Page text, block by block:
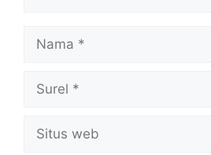
Nama
Surel
Situs
web